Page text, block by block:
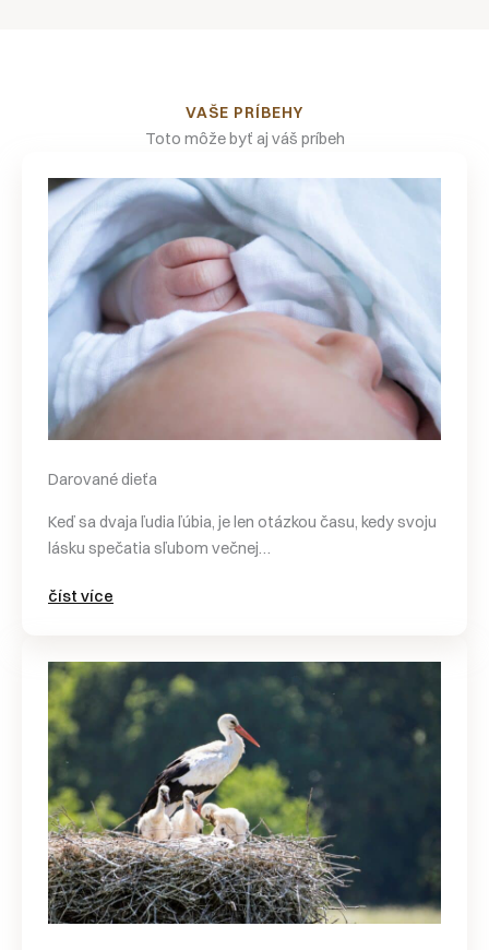
VAŠE PRÍBEHY
Toto môže byť aj váš príbeh
Darované dieťa
Keď sa dvaja ľudia ľúbia, je len otázkou času, kedy svoju
lásku spečatia sľubom večnej…
číst více